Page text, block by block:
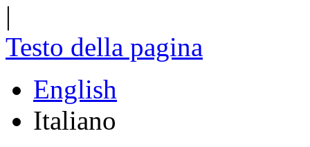
|
Testo della pagina
English
Italiano